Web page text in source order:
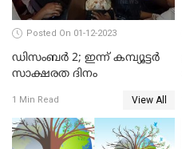
Posted On 01-12-2023
ഡിസംബര്‍ 2; ഇന്ന്‌ കമ്പ്യൂട്ടര്‍
സാക്ഷരത ദിനം
1 Min Read View All